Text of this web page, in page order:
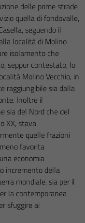
delle prime strade
quella di fondovalle,
seguendo il
località di Molino
isolamento che
seppur contestato, lo
Molino Vecchio, in
raggiungibile sia dalla
Inoltre il
sia del Nord che del
XX, stava
quelle frazioni
favorita
economia
incremento della
mondiale, sia per il
la contemporanea
sfuggire ai